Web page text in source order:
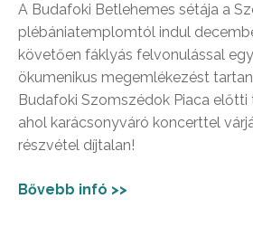
A Budafoki Betlehemes sétája a
plébániatemplomtól indul
követően fáklyás felvonulással
ökumenikus megemlékezést
Budafoki Szomszédok Piaca előtti
ahol karácsonyváró koncerttel
részvétel díjtalan!
Bővebb infó >>